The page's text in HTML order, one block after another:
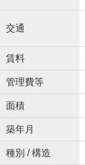
交通
賃料
管理費等
面積
築年月
種別 / 構造